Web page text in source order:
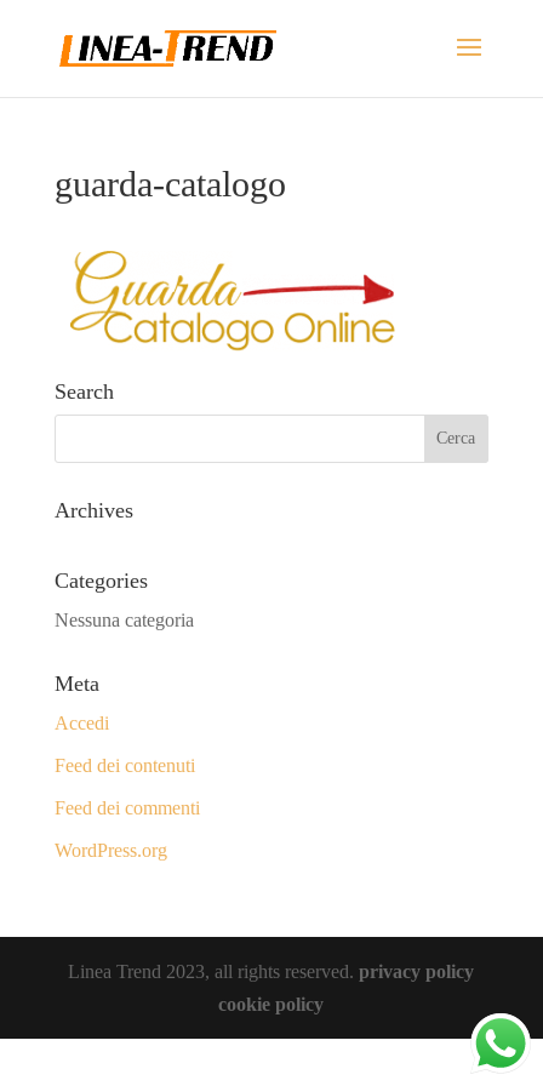
guarda-catalogo
Search
Archives
Categories
Nessuna categoria
Meta
Accedi
Feed dei contenuti
Feed dei commenti
WordPress.org
Linea Trend 2023, all rights reserved.privacy policy
cookie policy